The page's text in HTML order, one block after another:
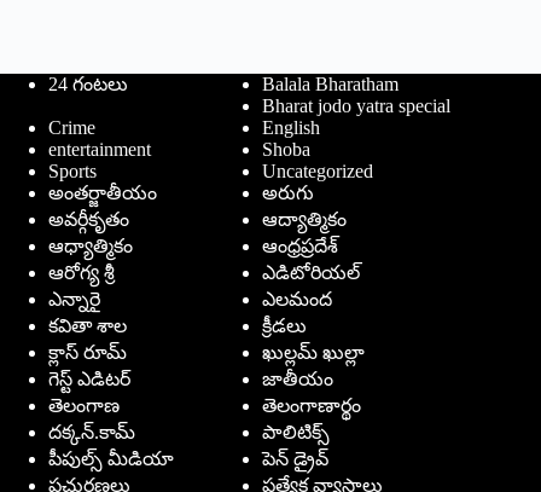
24 గంటలు
Balala Bharatham
Bharat jodo yatra special
Crime
English
entertainment
Shoba
Sports
Uncategorized
అంతర్జాతీయం
అరుగు
అవర్గీకృతం
ఆద్యాత్మికం
ఆధ్యాత్మికం
ఆంధ్రప్రదేశ్
ఆరోగ్య శ్రీ
ఎడిటోరియల్
ఎన్నారై
ఎలమంద
కవితా శాల
క్రీడలు
క్లాస్ రూమ్
ఖుల్లమ్ ఖుల్లా
గెస్ట్ ఎడిటర్
జాతీయం
తెలంగాణ
తెలంగాణార్థం
దక్కన్.కామ్
పాలిటిక్స్
పీపుల్స్ ‌మీడియా
పెన్ డ్రైవ్
ప్రచురణలు
ప్రత్యేక వ్యాసాలు